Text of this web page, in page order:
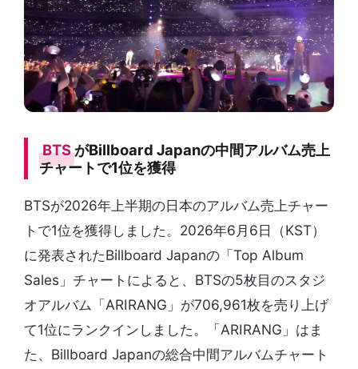
BTS がBillboard Japanの中間アルバム売上
チャートで1位を獲得
BTSが2026年上半期の日本のアルバム売上チャー
トで1位を獲得しました。2026年6月6日（KST）
に発表されたBillboard Japanの「Top Album
Sales」チャートによると、BTSの5枚目のスタジ
オアルバム「ARIRANG」が706,961枚を売り上げ
て1位にランクインしました。「ARIRANG」はま
た、Billboard Japanの総合中間アルバムチャート